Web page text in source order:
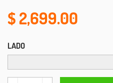
2,699.00
LADO